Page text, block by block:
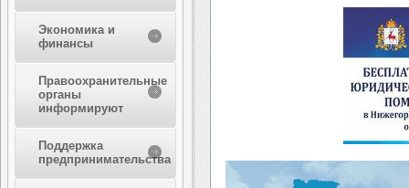
Экономика и
финансы
Правоохранительные
органы
информируют
Поддержка
предпринимательства